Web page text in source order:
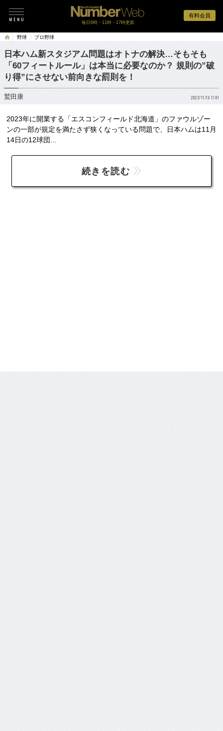
有料会員
毎日6時・11時・17時更新
野球 プロ野球
日本ハム新スタジアム問題はオトナの解決…そもそも
「60フィートルール」は本当に必要なのか？ 規則の”破
り得”にさせない前向きな罰則を！
鷲田康 2022/11/16 17:01
2023年に開業する「エスコンフィールド北海道」のファウルゾー
ンの一部が規定を満たさず狭くなっている問題で、日本ハムは11月
14日の12球団...
続きを読む